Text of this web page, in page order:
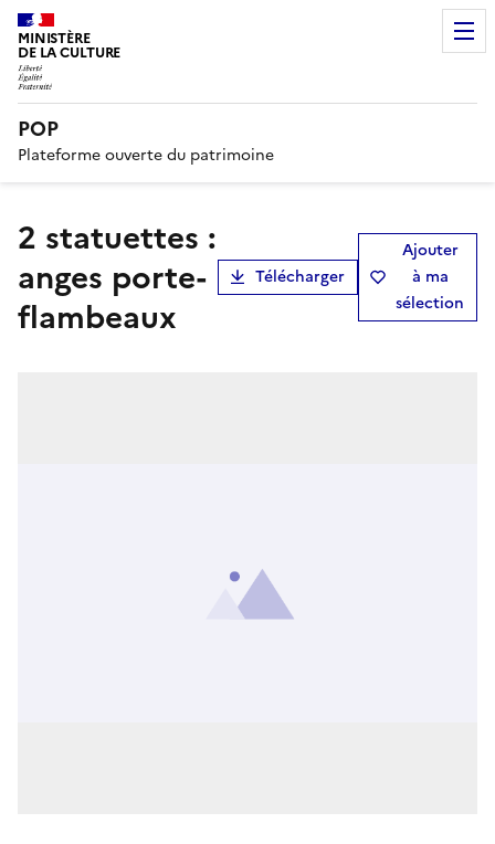
MINISTÈRE
DE LA CULTURE
POP
Plateforme ouverte du patrimoine
2 statuettes :
anges porte-
flambeaux
Télécharger
Ajouter
à ma
sélection